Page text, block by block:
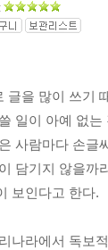
글을 많이 쓰기
일이 아예 없
사람마다 손글
담기지 않을까
보인다고 한다.
나라에서 독보